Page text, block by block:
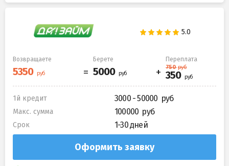
Возвращаете Берете Переплата
1й кредит 3000 - 50000
Макс. сумма 100000
Срок 1-30 дней
Оформить заявку